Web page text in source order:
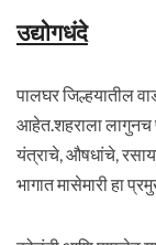
उद्योगधंदे
पालघर जिल्हयातील
आहेत.शहराला लागुनच
यंत्राचे, औषधांचे,
भागात मासेमारी हा